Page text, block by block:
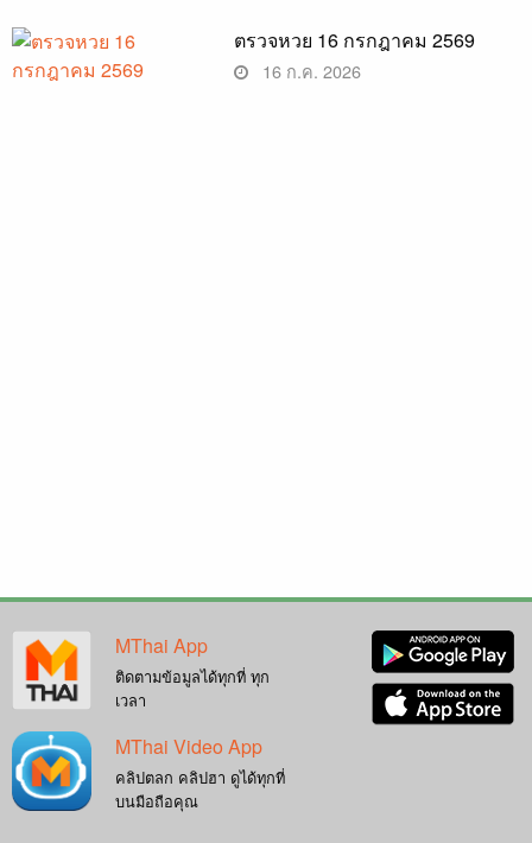
ตรวจหวย 16 กรกฎาคม 2569
16 ก.ค. 2026
MThai App
ติดตามข้อมูลได้ทุกที่ ทุก
เวลา
MThai Video App
คลิปตลก คลิปฮา ดูได้ทุกที่
บนมือถือคุณ